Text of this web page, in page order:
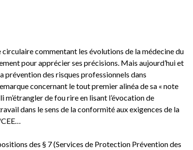
commentant les évolutions de la médecine du
pour apprécier ses précisions. Mais aujourd’hui et
prévention des risques professionnels dans
concernant le tout premier alinéa de sa « note
m’étrangler de fou rire en lisant l’évocation de
dans le sens de la conformité aux exigences de la
des § 7 (Services de Protection Prévention des